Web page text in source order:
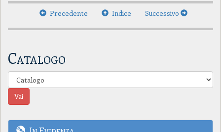
Precedente Indice Successivo
Catalogo